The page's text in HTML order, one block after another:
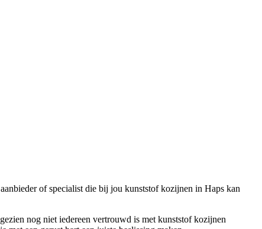
of specialist die bij jou kunststof kozijnen in Haps kan
nog niet iedereen vertrouwd is met kunststof kozijnen